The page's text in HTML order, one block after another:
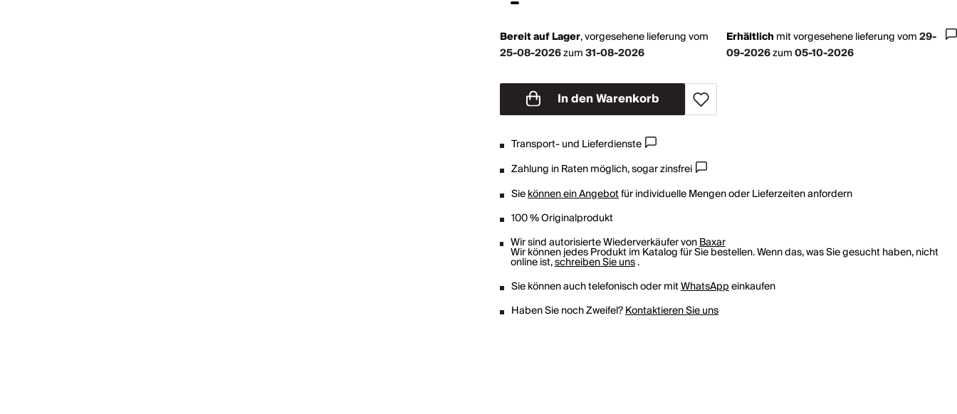
Bereit auf Lager,vorgesehene lieferung vom
25-08-2026zum31-08-2026
Erhältlich mitvorgesehene lieferung vom29-
09-2026zum05-10-2026
In den Warenkorb
Transport- und Lieferdienste
Zahlung in Raten möglich, sogar zinsfrei
Siekönnen ein Angebotfür individuelle Mengen oder Lieferzeiten anfordern
100 % Originalprodukt
Wir sind autorisierte Wiederverkäufer vonBaxar
Wir können jedes Produkt im Katalog für Sie bestellen. Wenn das, was Sie gesucht haben, nicht
online ist,schreiben Sie uns.
Sie können auch telefonisch oder mitWhatsAppeinkaufen
Haben Sie noch Zweifel?Kontaktieren Sie uns